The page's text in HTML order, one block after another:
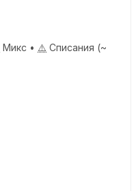
Микс • ⚠️ Списания (~